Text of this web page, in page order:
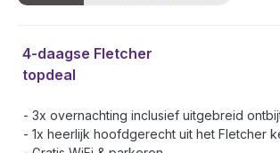
4-daagse Fletcher
topdeal
3x overnachting inclusief uitgebreid
1x heerlijk hoofdgerecht uit het Fletcher